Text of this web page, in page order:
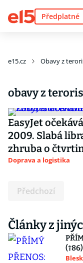
Předplatné
e15.cz Obavy z
obavy z
EasyJet
2009. Slabá
zhruba o
Doprava a logistika
Předchozí
Články z